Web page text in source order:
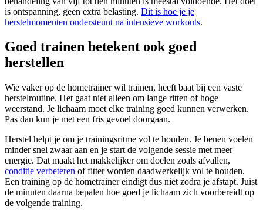
is ontspanning, geen extra belasting. Dit is hoe je je
herstelmomenten ondersteunt na intensieve workouts.
Goed trainen betekent ook goed
herstellen
Wie vaker op de hometrainer wil trainen, heeft baat bij een vaste
herstelroutine. Het gaat niet alleen om lange ritten of hoge
weerstand. Je lichaam moet elke training goed kunnen verwerken.
Pas dan kun je met een fris gevoel doorgaan.
Herstel helpt je om je trainingsritme vol te houden. Je benen voelen
minder snel zwaar aan en je start de volgende sessie met meer
energie. Dat maakt het makkelijker om doelen zoals afvallen,
conditie verbeteren of fitter worden daadwerkelijk vol te houden.
Een training op de hometrainer eindigt dus niet zodra je afstapt. Juist
de minuten daarna bepalen hoe goed je lichaam zich voorbereidt op
de volgende training.